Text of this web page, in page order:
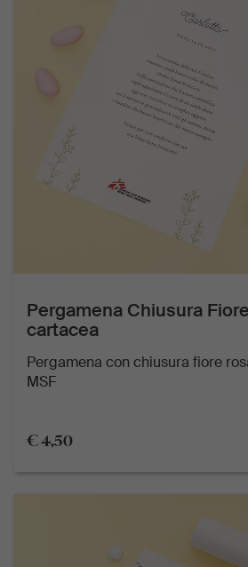
Pergamena Chiusura
cartacea
Pergamena con chiusura fiore
MSF
€ 4,50